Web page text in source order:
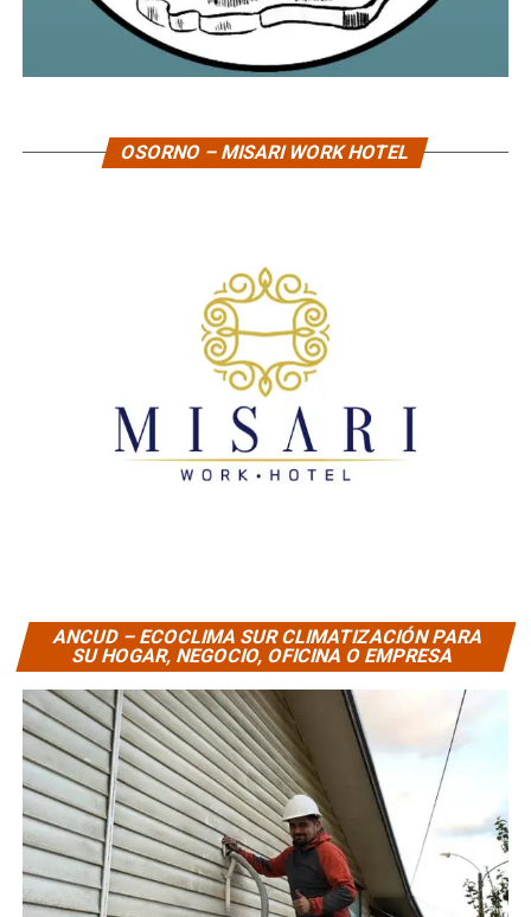
OSORNO – MISARI WORK HOTEL
ANCUD – ECOCLIMA SUR CLIMATIZACIÓN PARA
SU HOGAR, NEGOCIO, OFICINA O EMPRESA